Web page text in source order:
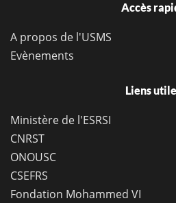
Accès
A propos de l'USMS
Evènements
Liens
Ministère de l'ESRSI
CNRST
ONOUSC
CSEFRS
Fondation Mohammed VI